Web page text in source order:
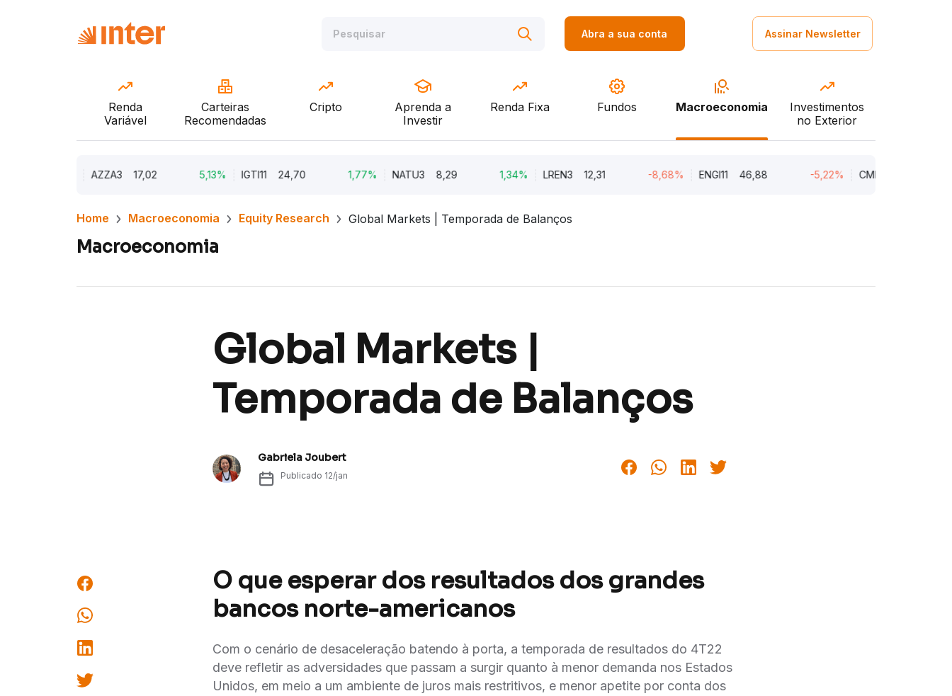
Abra a sua conta Assinar Newsletter
Renda
Variável
Carteiras
Recomendadas
Cripto
Aprenda a
Investir
Renda Fixa Fundos Macroeconomia
Investimentos
no Exterior
AZZA3 17,02 5,13% IGTI11 24,70 1,77% NATU3 8,29 1,34% LREN3 12,31 -8,68% ENGI11 46,88 -5,22% CMIN3
Home Macroeconomia Equity Research Global Markets | Temporada de Balanços
Macroeconomia
Global Markets |
Temporada de Balanços
Gabriela Joubert
Publicado 12/jan
O que esperar dos resultados dos grandes
bancos norte-americanos
Com o cenário de desaceleração batendo à porta, a temporada de resultados do 4T22
deve refletir as adversidades que passam a surgir quanto à menor demanda nos Estados
Unidos, em meio a um ambiente de juros mais restritivos, e menor apetite por conta dos